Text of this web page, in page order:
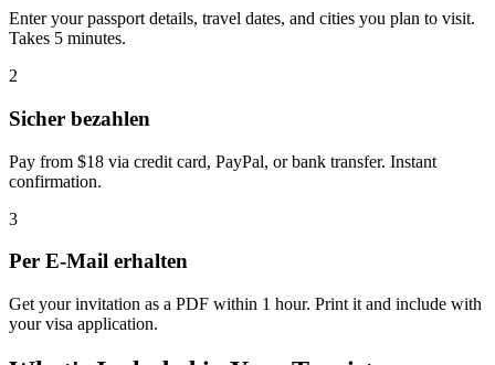
Enter your passport details, travel dates, and cities you plan to visit.
Takes 5 minutes.
2
Sicher bezahlen
Pay from $18 via credit card, PayPal, or bank transfer. Instant
confirmation.
3
Per E-Mail erhalten
Get your invitation as a PDF within 1 hour. Print it and include with
your visa application.